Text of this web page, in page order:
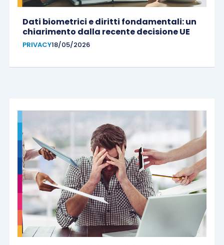
Dati biometrici e diritti fondamentali: un
chiarimento dalla recente decisione UE
PRIVACY18/05/2026